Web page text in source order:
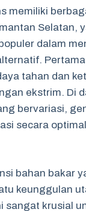
memiliki
Selatan,
dalam
tahan dan
ekstrim. Di
bervariasi,
secara
bahan bakar
keunggulan
sangat krusial